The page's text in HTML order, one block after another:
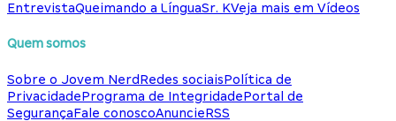
EntrevistaQueimando a LínguaSr. KVeja mais em Vídeos
Quem somos
Sobre o Jovem NerdRedes sociaisPolítica de
PrivacidadePrograma de IntegridadePortal de
SegurançaFale conoscoAnuncieRSS